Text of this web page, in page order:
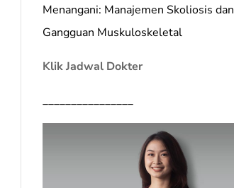
Menangani: Manajemen Skoliosis dan
Gangguan Muskuloskeletal
Klik Jadwal Dokter
________________